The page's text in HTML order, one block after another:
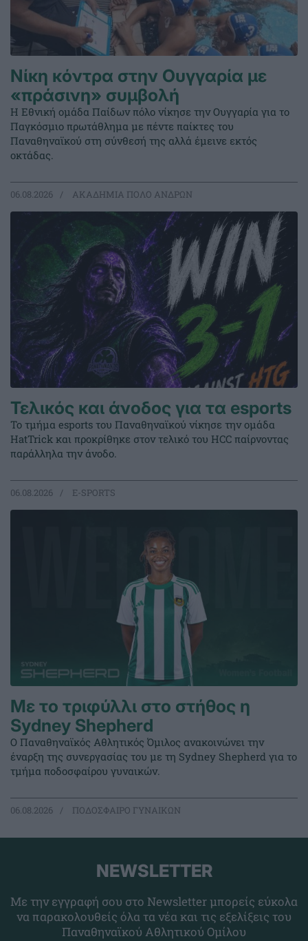
Νίκη κόντρα στην Ουγγαρία με
«πράσινη» συμβολή
Η Εθνική ομάδα Παίδων πόλο νίκησε την Ουγγαρία για το
Παγκόσμιο πρωτάθλημα με πέντε παίκτες του
Παναθηναϊκού στη σύνθεσή της αλλά έμεινε εκτός
οκτάδας.
06.08.2026 ΑΚΑΔΗΜΙΑ ΠΟΛΟ ΑΝΔΡΩΝ
Τελικός και άνοδος για τα esports
Το τμήμα esports του Παναθηναϊκού νίκησε την ομάδα
HatTrick και προκρίθηκε στον τελικό του HCC παίρνοντας
παράλληλα την άνοδο.
06.08.2026 E-SPORTS
Με το τριφύλλι στο στήθος η
Sydney Shepherd
Ο Παναθηναϊκός Αθλητικός Όμιλος ανακοινώνει την
έναρξη της συνεργασίας του με τη Sydney Shepherd για το
τμήμα ποδοσφαίρου γυναικών.
06.08.2026 ΠΟΔΟΣΦΑΙΡΟ ΓΥΝΑΙΚΩΝ
NEWSLETTER
Με την εγγραφή σου στο Newsletter μπορείς εύκολα
να παρακολουθείς όλα τα νέα και τις εξελίξεις του
Παναθηναϊκού Αθλητικού Ομίλου